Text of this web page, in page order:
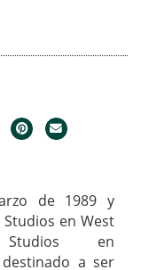
de 1989 y
en West
en
a ser